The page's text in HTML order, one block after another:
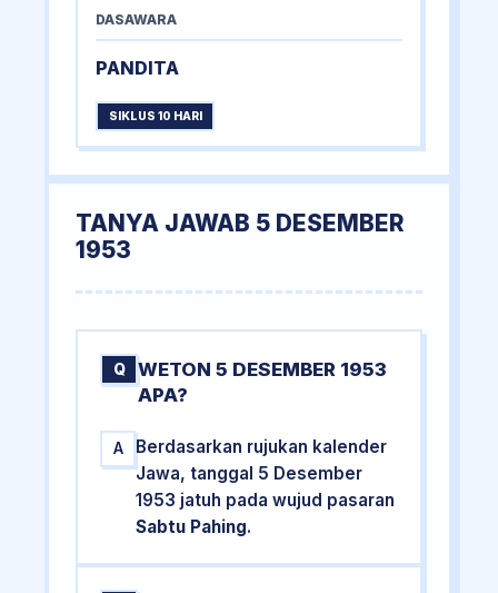
DASAWARA
PANDITA
SIKLUS 10 HARI
TANYA JAWAB 5 DESEMBER
1953
Q
WETON 5 DESEMBER 1953
APA?
A
Berdasarkan rujukan kalender
Jawa, tanggal 5 Desember
1953 jatuh pada wujud pasaran
Sabtu Pahing.